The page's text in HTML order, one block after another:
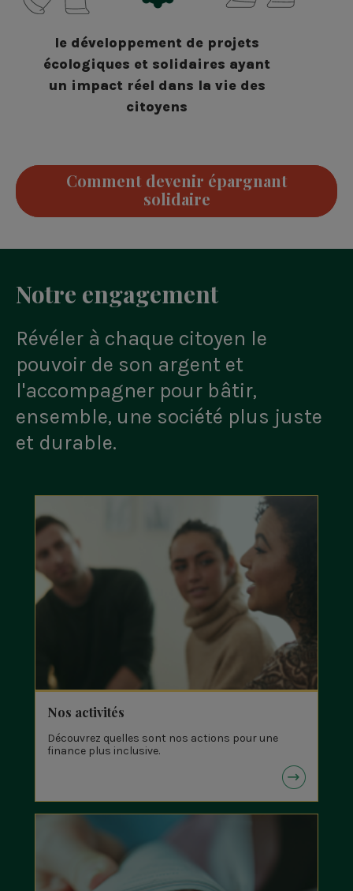
le développement de projets
écologiques et solidaires ayant
un impact réel dans la vie des
citoyens
Comment devenir épargnant
solidaire
Notre engagement
Révéler à chaque citoyen le
pouvoir de son argent et
l'accompagner pour bâtir,
ensemble, une société plus juste
et durable.
Nos activités
Découvrez quelles sont nos actions pour une
finance plus inclusive.